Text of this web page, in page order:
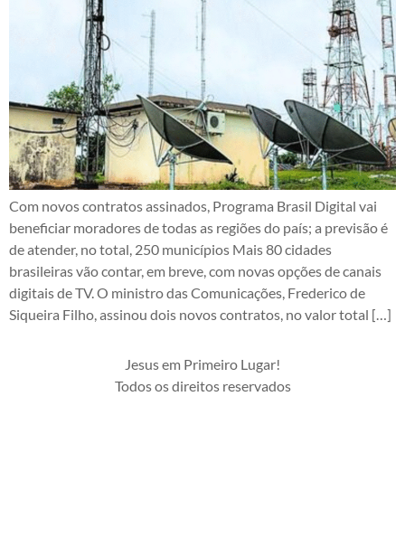
Com novos contratos assinados, Programa Brasil Digital vai
beneficiar moradores de todas as regiões do país; a previsão é
de atender, no total, 250 municípios Mais 80 cidades
brasileiras vão contar, em breve, com novas opções de canais
digitais de TV. O ministro das Comunicações, Frederico de
Siqueira Filho, assinou dois novos contratos, no valor total […]
Jesus em Primeiro Lugar!
Todos os direitos reservados